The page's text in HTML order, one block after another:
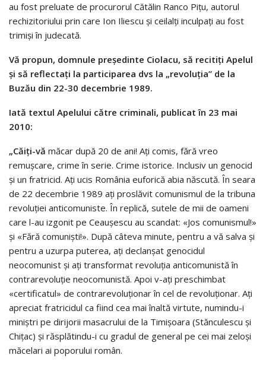
au fost preluate de procurorul Cătălin Ranco Pițu, autorul
rechizitoriului prin care Ion Iliescu și ceilalți inculpați au fost
trimiși în judecată.
Vă propun, domnule președinte Ciolacu, să recitiți Apelul
și să reflectați la participarea dvs la „revoluția” de la
Buzău din 22-30 decembrie 1989.
Iată textul Apelului către criminali, publicat în 23 mai
2010:
„Căiți-vă măcar după 20 de ani! Ați comis, fără vreo
remușcare, crime în serie. Crime istorice. Inclusiv un genocid
și un fratricid. Ați ucis România euforică abia născută. În seara
de 22 decembrie 1989 ați proslăvit comunismul de la tribuna
revoluției anticomuniste. În replică, sutele de mii de oameni
care l-au izgonit pe Ceaușescu au scandat: «Jos comunismul!»
și «Fără comuniști!». După câteva minute, pentru a vă salva și
pentru a uzurpa puterea, ați declanșat genocidul
neocomunist și ați transformat revoluția anticomunistă în
contrarevoluție neocomunistă. Apoi v-ați preschimbat
«certificatul» de contrarevoluționar în cel de revoluționar. Ați
apreciat fratricidul ca fiind cea mai înaltă virtute, numindu-i
miniștri pe dirijorii masacrului de la Timișoara (Stănculescu și
Chițac) și răsplătindu-i cu gradul de general pe cei mai zeloși
măcelari ai poporului român.